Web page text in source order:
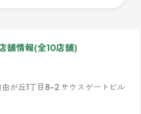
舗情報(全10店舗)
が丘1丁目8-2 サウスゲートビル